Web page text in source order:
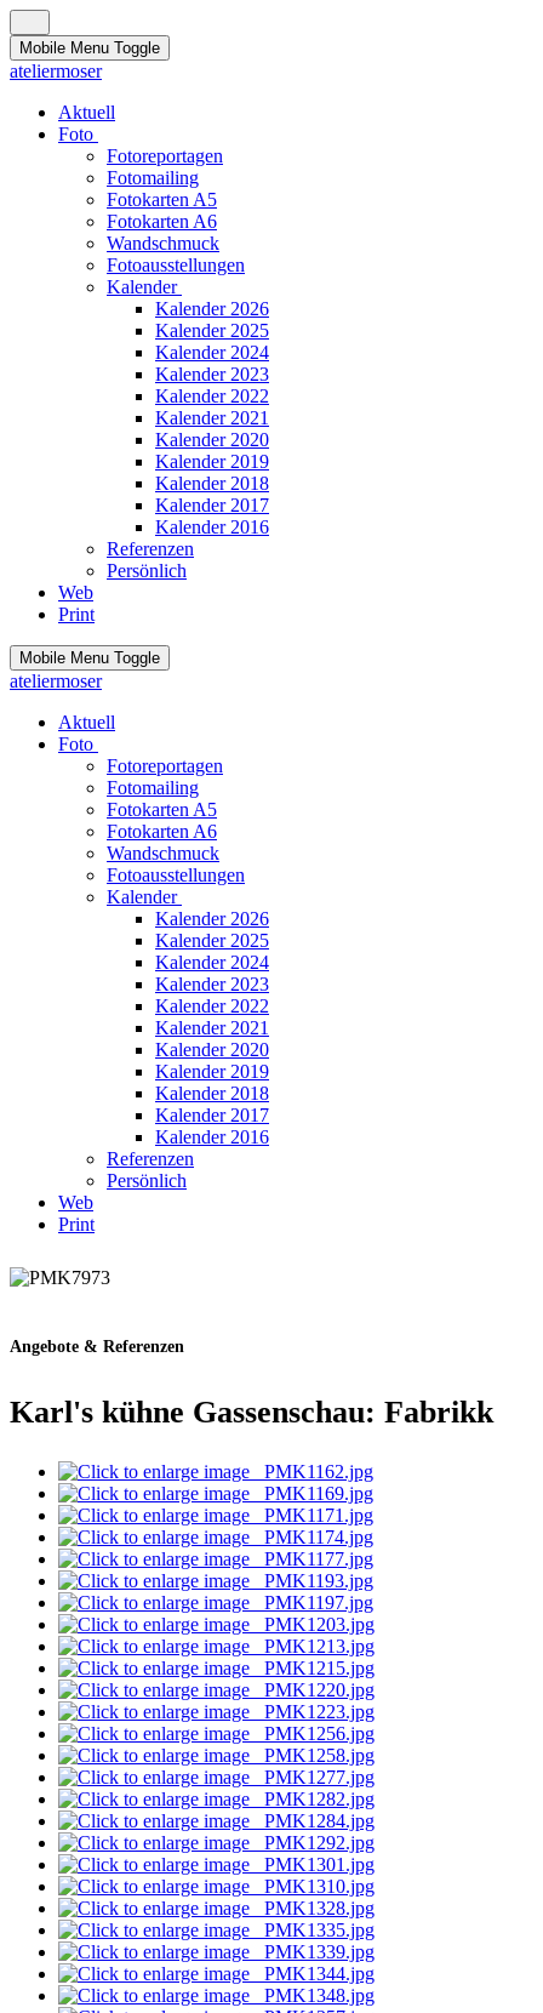
Mobile Menu Toggle
ateliermoser
Aktuell
Foto
Fotoreportagen
Fotomailing
Fotokarten A5
Fotokarten A6
Wandschmuck
Fotoausstellungen
Kalender
Kalender 2026
Kalender 2025
Kalender 2024
Kalender 2023
Kalender 2022
Kalender 2021
Kalender 2020
Kalender 2019
Kalender 2018
Kalender 2017
Kalender 2016
Referenzen
Persönlich
Web
Print
Mobile Menu Toggle
ateliermoser
Aktuell
Foto
Fotoreportagen
Fotomailing
Fotokarten A5
Fotokarten A6
Wandschmuck
Fotoausstellungen
Kalender
Kalender 2026
Kalender 2025
Kalender 2024
Kalender 2023
Kalender 2022
Kalender 2021
Kalender 2020
Kalender 2019
Kalender 2018
Kalender 2017
Kalender 2016
Referenzen
Persönlich
Web
Print
Angebote & Referenzen
Karl's kühne Gassenschau: Fabrikk